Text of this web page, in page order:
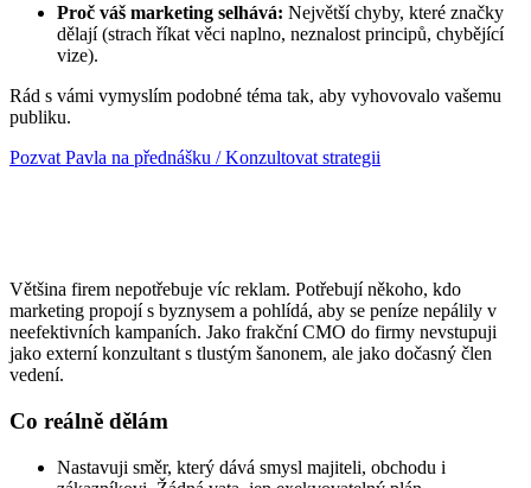
Proč váš marketing selhává: Největší chyby, které značky
dělají (strach říkat věci naplno, neznalost principů, chybějící
vize).
Rád s vámi vymyslím podobné téma tak, aby vyhovovalo vašemu
publiku.
Pozvat Pavla na přednášku / Konzultovat strategii
Většina firem nepotřebuje víc reklam. Potřebují někoho, kdo
marketing propojí s byznysem a pohlídá, aby se peníze nepálily v
neefektivních kampaních. Jako frakční CMO do firmy nevstupuji
jako externí konzultant s tlustým šanonem, ale jako dočasný člen
vedení.
Co reálně dělám
Nastavuji směr, který dává smysl majiteli, obchodu i